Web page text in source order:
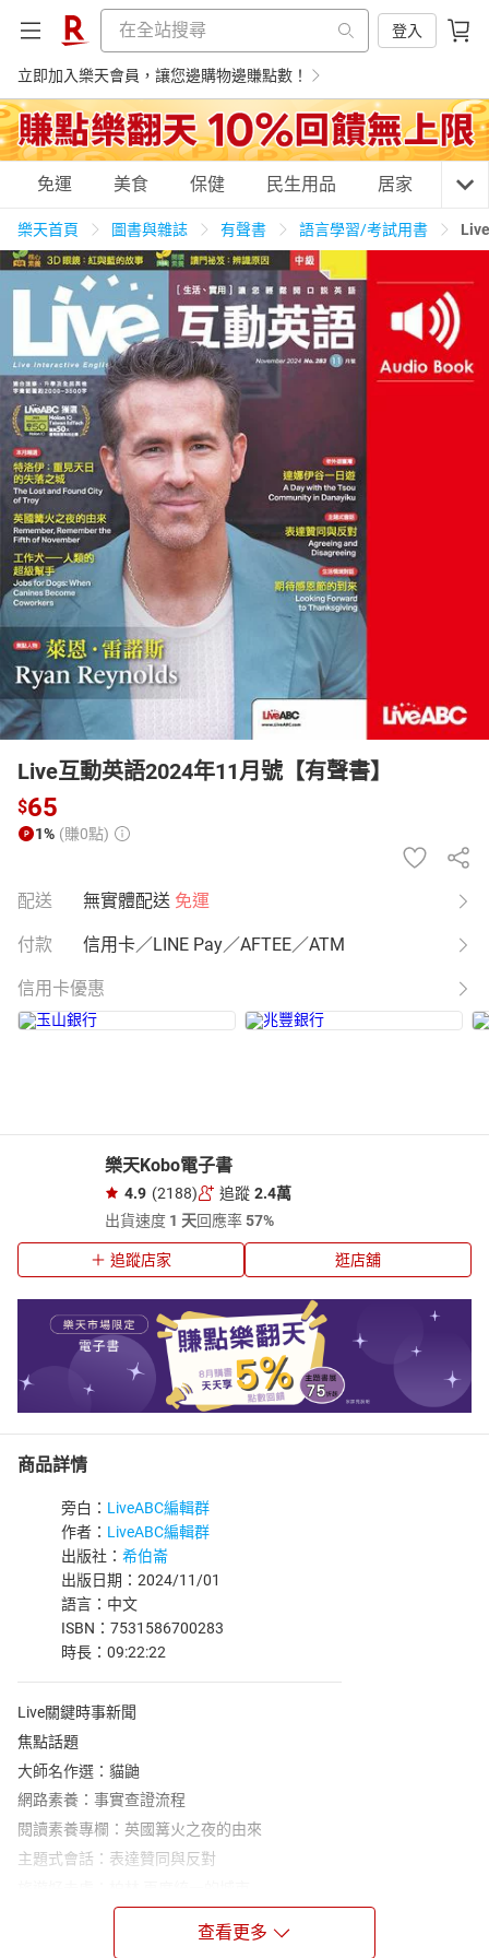
登入
立即加入樂天會員，讓您邊購物邊賺點數！
購物網分類
天天免運 美食蛋糕 養生保健 民生用品
居家生活 3C家電 運動休閒 親子玩具
女裝 男裝 化妝保養
日本購物 電子/紙本書
免運 美食 保健 民生用品 居家 3C
樂天首頁 圖書與雜誌 有聲書 語言學習/考試用書
Live互動英語2024年11月號【有聲書】
$65
1% (賺0點)
配送 無實體配送 免運
付款 信用卡／LINE Pay／AFTEE／ATM
信用卡優惠
樂天Kobo電子書
4.9 (2188) 追蹤 2.4萬
出貨速度 1 天回應率57%
追蹤店家 逛店舖
商品詳情
旁白： LiveABC編輯群
作者： LiveABC編輯群
出版社： 希伯崙
出版日期：2024/11/01
語言：中文
ISBN：7531586700283
時長：09:22:22
Live關鍵時事新聞
焦點話題
大師名作選：貓鼬
網路素養：事實查證流程
閱讀素養專欄：英國篝火之夜的由來
主題式會話：表達贊同與反對
寫作素養專欄：英文寫作課 副詞
動物趣聞：工作犬 人類的超級幫手
查看更多